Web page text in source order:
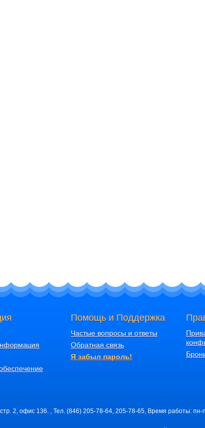
Помощь и Поддержка
Частые вопросы и ответы
Обратная связь
Я забыл пароль!
2, офис 136. , Тел. (846) 205-78-64, 205-78-65, Время работы: пн-